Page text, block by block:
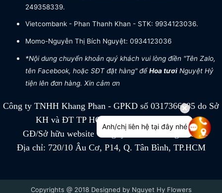
249358339.
Vietcombank - Phan Thanh Khan - STK: 9934123036.
Momo-Nguyễn Thị Bích Nguyệt: 0934123036
*Nội dung chuyển khoản quý khách vui lòng điền "Tên Zalo,
tên Facebook, hoặc SĐT đặt hàng" đểHoa tươiNguyệt Hỷ
tiện lên đơn hàng. Xin cảm ơn
Công ty TNHH Khang Phan - GPKD số 0317366885 do Sở
KH và ĐT TP HCM cấp ngày 04/07/2022
GĐ/Sở hữu website Công ty TNHH Khang Phan
Địa chỉ: 720/10 Âu Cơ, P14, Q. Tân Bình, TP.HCM
Copyrights @ 2018 Designed by Nguyet Hy Flowers
Anh/chị liên hệ tại đây nhé